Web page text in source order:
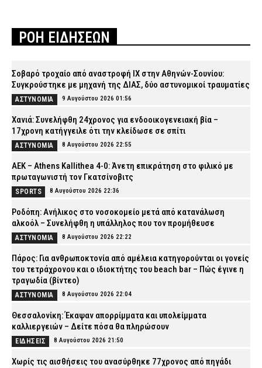
ΡΟΗ ΕΙΔΗΣΕΩΝ
Σοβαρό τροχαίο από αναστροφή ΙΧ στην Αθηνών-Σουνίου:
Συγκρούστηκε με μηχανή της ΔΙΑΣ, δύο αστυνομικοί τραυματίες
ΑΣΤΥΝΟΜΙΑ 9 Αυγούστου 2026 01:56
Χανιά: Συνελήφθη 24χρονος για ενδοοικογενειακή βία –
17χρονη κατήγγειλε ότι την κλείδωσε σε σπίτι
ΑΣΤΥΝΟΜΙΑ 8 Αυγούστου 2026 22:55
ΑΕΚ – Athens Kallithea 4-0: Άνετη επικράτηση στο φιλικό με
πρωταγωνιστή τον Γκατσίνοβιτς
SPORTS 8 Αυγούστου 2026 22:36
Ροδόπη: Ανήλικος στο νοσοκομείο μετά από κατανάλωση
αλκοόλ – Συνελήφθη η υπάλληλος που τον προμήθευσε
ΑΣΤΥΝΟΜΙΑ 8 Αυγούστου 2026 22:22
Πάρος: Για ανθρωποκτονία από αμέλεια κατηγορούνται οι γονείς
του τετράχρονου και ο ιδιοκτήτης του beach bar – Πώς έγινε η
τραγωδία (βίντεο)
ΑΣΤΥΝΟΜΙΑ 8 Αυγούστου 2026 22:04
Θεσσαλονίκη: Έκαψαν απορρίμματα και υπολείμματα
καλλιεργειών – Δείτε πόσα θα πληρώσουν
ΕΙΔΗΣΕΙΣ 8 Αυγούστου 2026 21:50
Χωρίς τις αισθήσεις του ανασύρθηκε 77χρονος από πηγάδι